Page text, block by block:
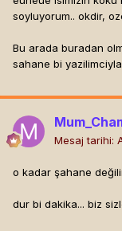
soyluyorum.. okdir,
Bu arada buradan
sahane bi
Mesaj tarihi:
o kadar şahane
dur bi dakika... biz